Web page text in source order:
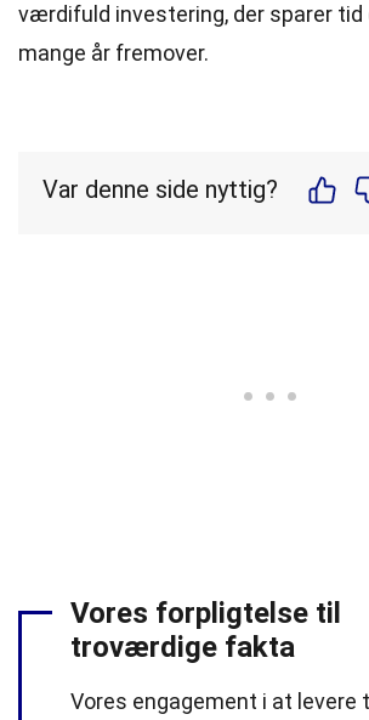
værdifuld investering, der sparer
mange år fremover.
Var denne side nyttig?
Vores forpligtelse til
troværdige fakta
Vores engagement i at